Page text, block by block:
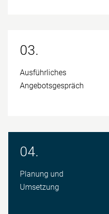
03.
Aus­führliches
Angebots­gespräch
04.
Planung und
Umsetzung